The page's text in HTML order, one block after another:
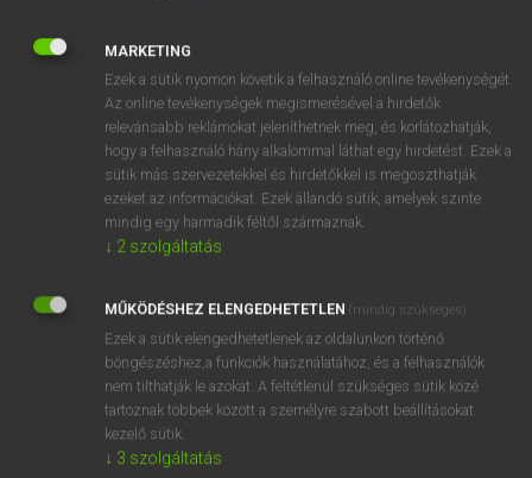
NINCS ELŐFIZETÉSED?
Nincs regisztrációm és előfizetésem. A szótár 2 órás,
díjmentes próbaverziójának elindításához regisztrálok és
belépek.
REGISZTRÁCIÓ
EURÓPAI UNIÓS TERMINOLÓGIAI SZÓTÁR
Kapcsolódó anyagok
Bezugs-Frontraum
MARKETING
Ezek a sütik nyomon követik a felhasználó online tevékenységét.
Az online tevékenységek megismerésével a hirdetők
relevánsabb reklámokat jeleníthetnek meg, és korlátozhatják,
hogy a felhasználó hány alkalommal láthat egy hirdetést. Ezek a
sütik más szervezetekkel és hirdetőkkel is megoszthatják
ezeket az információkat. Ezek állandó sütik, amelyek szinte
mindig egy harmadik féltől származnak.
↓ 2 szolgáltatás
MŰKÖDÉSHEZ ELENGEDHETETLEN (mindig szükséges)
Ezek a sütik elengedhetetlenek az oldalunkon történő
böngészéshez,a funkciók használatához, és a felhasználók
nem tilthatják le azokat. A feltétlenül szükséges sütik közé
tartoznak többek között a személyre szabott beállításokat
kezelő sütik.
↓ 3 szolgáltatás